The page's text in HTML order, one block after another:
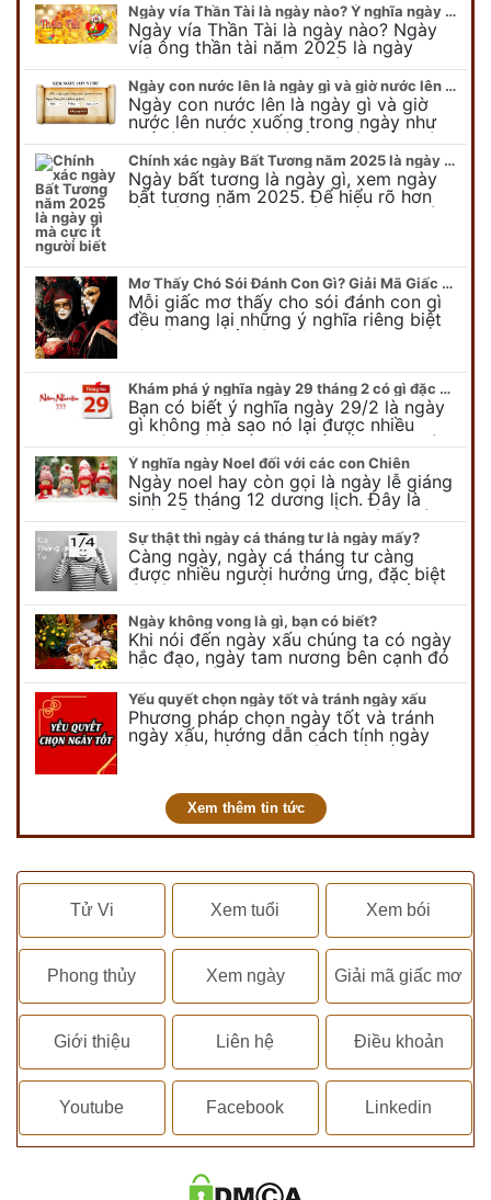
Ngày vía Thần Tài là ngày nào? Ý nghĩa ngày vía Thần Tài năm 2025
Ngày vía Thần Tài là ngày nào? Ngày
vía ông thần tài năm 2025 là ngày
mùng 10 âm lịch hàng tháng. Tại sao
trong ngày này, tất cả mọi…
Ngày con nước lên là ngày gì và giờ nước lên nước xuống trong ngày?
Ngày con nước lên là ngày gì và giờ
nước lên nước xuống trong ngày như
thế nào? Có điều gì cần chú ý về ngày
con nước lên? Đừng…
Chính xác ngày Bất Tương năm 2025 là ngày gì mà cực ít người biết
Ngày bất tương là ngày gì, xem ngày
bất tương năm 2025. Để hiểu rõ hơn
về ngày bất tương, ngày bất tương là
Mơ Thấy Chó Sói Đánh Con Gì? Giải Mã Giấc Mơ Bí Ẩn
Mỗi giấc mơ thấy cho sói đánh con gì
đều mang lại những ý nghĩa riêng biệt
và có thể phản ánh tâm trạng, suy nghĩ
Khám phá ý nghĩa ngày 29 tháng 2 có gì đặc biệt?
Bạn có biết ý nghĩa ngày 29/2 là ngày
gì không mà sao nó lại được nhiều
người chú ý đến vậy. Tất cả mọi người
đều cho rằng đây…
Ý nghĩa ngày Noel đối với các con Chiên
Ngày noel hay còn gọi là ngày lễ giáng
sinh 25 tháng 12 dương lịch. Đây là
ngày lễ của bên thiên chúa giáo, ngày
lễ thiên chúa giáng sinh,…
Sự thật thì ngày cá tháng tư là ngày mấy?
Càng ngày, ngày cá tháng tư càng
được nhiều người hưởng ứng, đặc biệt
là các bạn trẻ bởi họ sẽ nghĩ ra đủ trò
vui chơi, tinh nghịch, hài…
Ngày không vong là gì, bạn có biết?
Khi nói đến ngày xấu chúng ta có ngày
hắc đạo, ngày tam nương bên cạnh đó
còn có ngày không vong. Tuy nhiên khi
nói đến ngày không vong…
Yếu quyết chọn ngày tốt và tránh ngày xấu
Phương pháp chọn ngày tốt và tránh
ngày xấu, hướng dẫn cách tính ngày
tốt, ngày xấu trong tháng để tiến hành
Xem thêm tin tức
Tử Vi Xem tuổi Xem bói
Phong thủy Xem ngày Giải mã giấc mơ
Giới thiệu Liên hệ Điều khoản
Youtube Facebook Linkedin